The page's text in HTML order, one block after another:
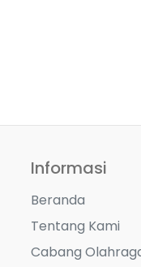
Informasi
Beranda
Tentang Kami
Cabang